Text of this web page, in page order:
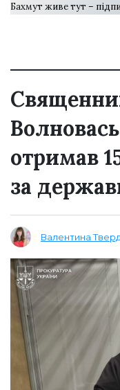
Бахмут живе тут –
отримав
за
Валентина